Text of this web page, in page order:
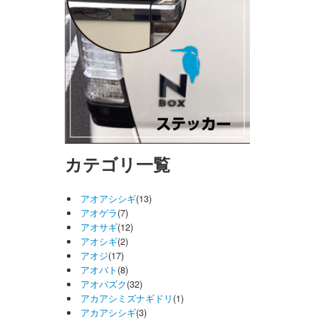
カテゴリ一覧
アオアシシギ(13)
アオゲラ(7)
アオサギ(12)
アオシギ(2)
アオジ(17)
アオバト (8)
アオバズク(32)
アカアシミズナギドリ (1)
アカアシシギ(3)